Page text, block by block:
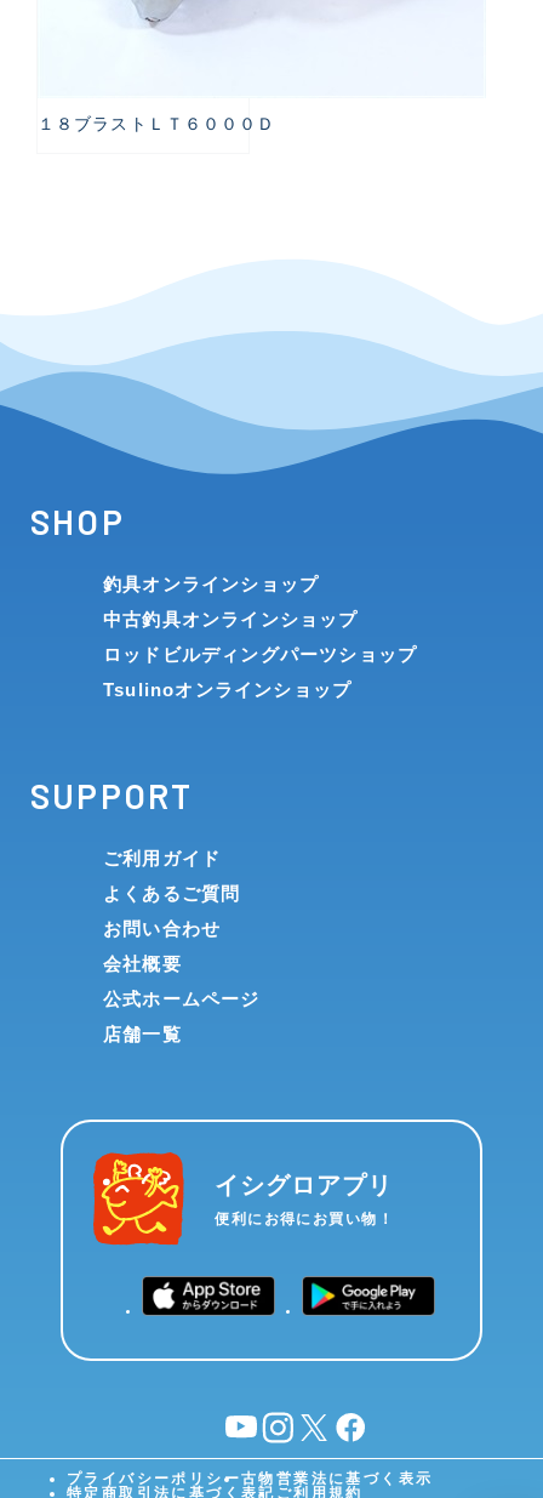
１８ブラストＬＴ６０００Ｄ
SHOP
釣具オンラインショップ
中古釣具オンラインショップ
ロッドビルディングパーツショップ
Tsulinoオンラインショップ
SUPPORT
ご利用ガイド
よくあるご質問
お問い合わせ
会社概要
公式ホームページ
店舗一覧
イシグロアプリ
便利にお得にお買い物！
YouTubeinstagram
X facebook
プライバシーポリシー古物営業法に基づく表示
特定商取引法に基づく表記 ご利用規約